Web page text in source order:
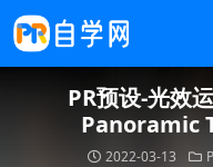
PR预设-光效
Panoramic
2022-03-13